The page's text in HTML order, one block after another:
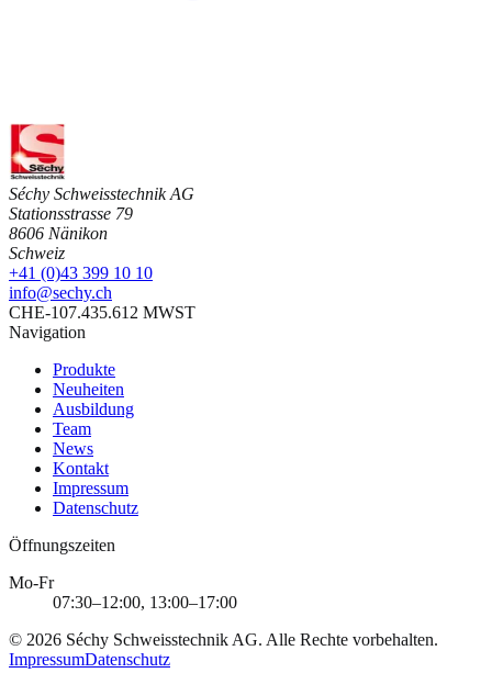
Séchy Schweisstechnik AG
Stationsstrasse 79
8606 Nänikon
Schweiz
+41 (0)43 399 10 10
info@sechy.ch
CHE-107.435.612 MWST
Navigation
Produkte
Neuheiten
Ausbildung
Team
News
Kontakt
Impressum
Datenschutz
Öffnungszeiten
Mo-Fr
07:30–12:00, 13:00–17:00
© 2026 Séchy Schweisstechnik AG. Alle Rechte vorbehalten.
ImpressumDatenschutz